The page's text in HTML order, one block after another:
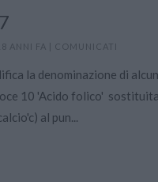
ANNI FA | COMUNICATI
la denominazione di
10 'Acido folico' 
al pun...